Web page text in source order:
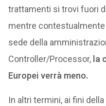
trattamenti si trovi fuori
mentre
sede della
Controller/Processor, la
Europei verrà meno.
In altri termini, ai fini